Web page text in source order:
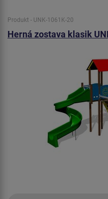
Produkt - UNK-1061K-20
Herná zostava klasik